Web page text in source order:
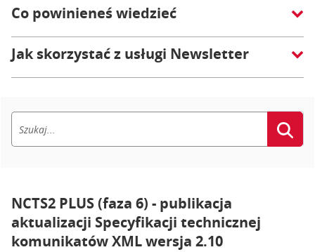
Co powinieneś wiedzieć
Jak skorzystać z usługi Newsletter
NCTS2 PLUS (faza 6) - publikacja
aktualizacji Specyfikacji technicznej
komunikatów XML wersja 2.10